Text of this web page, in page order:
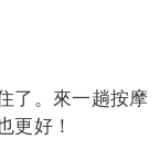
了。來一趟按摩
更好！